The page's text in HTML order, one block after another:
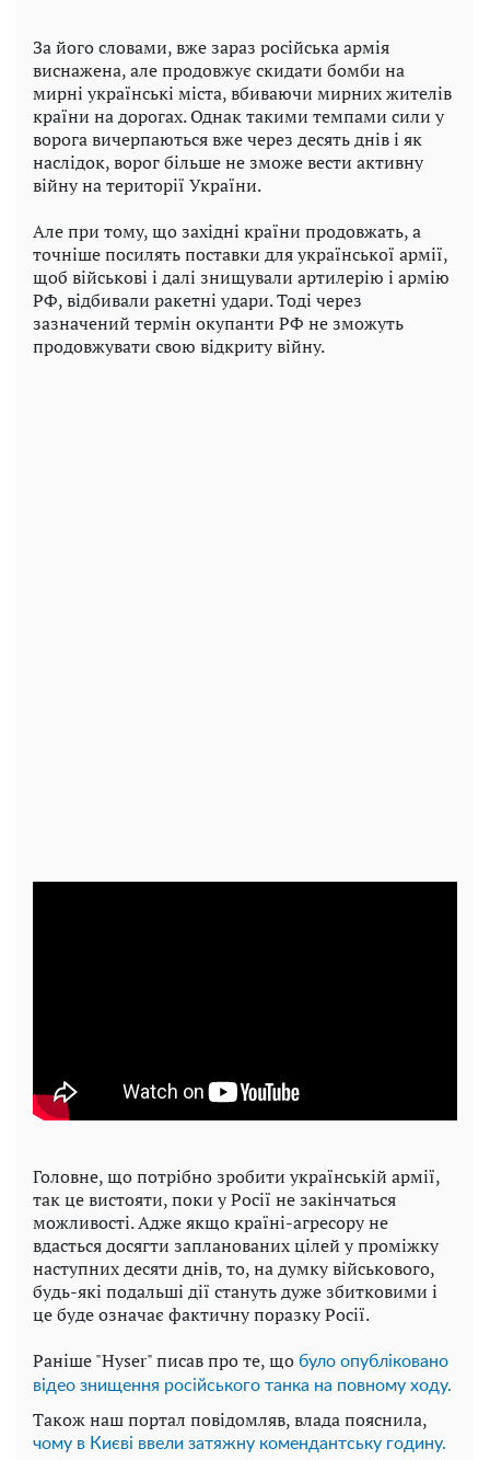
За його словами, вже зараз російська армія
виснажена, але продовжує скидати бомби на
мирні українські міста, вбиваючи мирних жителів
країни на дорогах. Однак такими темпами сили у
ворога вичерпаються вже через десять днів і як
наслідок, ворог більше не зможе вести активну
війну на території України.
Але при тому, що західні країни продовжать, а
точніше посилять поставки для української армії,
щоб військові і далі знищували артилерію і армію
РФ, відбивали ракетні удари. Тоді через
зазначений термін окупанти РФ не зможуть
продовжувати свою відкриту війну.
Головне, що потрібно зробити українській армії,
так це вистояти, поки у Росії не закінчаться
можливості. Адже якщо країні-агресору не
вдасться досягти запланованих цілей у проміжку
наступних десяти днів, то, на думку військового,
будь-які подальші дії стануть дуже збитковими і
це буде означає фактичну поразку Росії.
Раніше "Hyser" писав про те, що було опубліковано
відео знищення російського танка на повному ходу.
Також наш портал повідомляв, влада пояснила,
чому в Києві ввели затяжну комендантську годину.